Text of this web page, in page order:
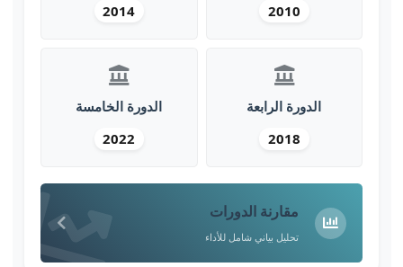
2010
2014
الدورة الرابعة
2018
الدورة الخامسة
2022
مقارنة الدورات
تحليل بياني شامل للأداء